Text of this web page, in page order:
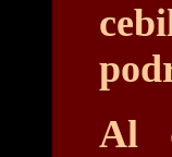
Al